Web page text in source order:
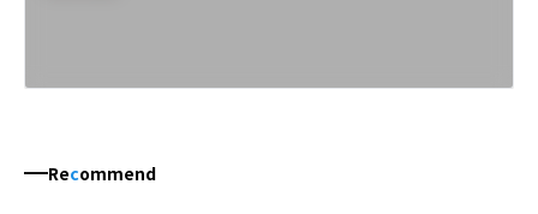
Recommend